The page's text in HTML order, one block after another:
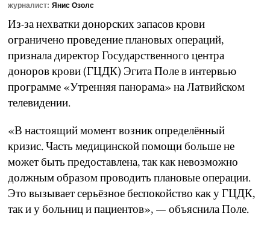
журналист: Янис Озолс
Из-за нехватки донорских запасов крови
ограничено проведение плановых операций,
признала директор Государственного центра
доноров крови (ГЦДК) Эгита Поле в интервью
программе «Утренняя панорама» на Латвийском
телевидении.
«В настоящий момент возник определённый
кризис. Часть медицинской помощи больше не
может быть предоставлена, так как невозможно
должным образом проводить плановые операции.
Это вызывает серьёзное беспокойство как у ГЦДК,
так и у больниц и пациентов», — объяснила Поле.